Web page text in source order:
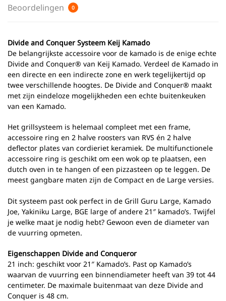
Beoordelingen 0
Divide and Conquer Systeem Keij Kamado
De belangrijkste accessoire voor de kamado is de enige echte
Divide and Conquer® van Keij Kamado. Verdeel de Kamado in
een directe en een indirecte zone en werk tegelijkertijd op
twee verschillende hoogtes. De Divide and Conquer® maakt
met zijn eindeloze mogelijkheden een echte buitenkeuken
van een Kamado.
Het grillsysteem is helemaal compleet met een frame,
accessoire ring en 2 halve roosters van RVS én 2 halve
deflector plates van cordieriet keramiek. De multifunctionele
accessoire ring is geschikt om een wok op te plaatsen, een
dutch oven in te hangen of een pizzasteen op te leggen. De
meest gangbare maten zijn de Compact en de Large versies.
Dit systeem past ook perfect in de Grill Guru Large, Kamado
Joe, Yakiniku Large, BGE large of andere 21″ kamado’s. Twijfel
je welke maat je nodig hebt? Gewoon even de diameter van
de vuurring opmeten.
Eigenschappen Divide and Conqueror
21 inch: geschikt voor 21″ Kamado’s. Past op Kamado’s
waarvan de vuurring een binnendiameter heeft van 39 tot 44
centimeter. De maximale buitenmaat van deze Divide and
Conquer is 48 cm.